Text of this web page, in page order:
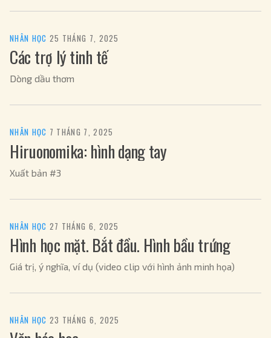
NHÂN HỌC 25 THÁNG 7, 2025
Các trợ lý tinh tế
Dòng dầu thơm
NHÂN HỌC 7 THÁNG 7, 2025
Hiruonomika: hình dạng tay
Xuất bản #3
NHÂN HỌC 27 THÁNG 6, 2025
Hình học mặt. Bắt đầu. Hình bầu trứng
Giá trị, ý nghĩa, ví dụ (video clip với hình ảnh minh họa)
NHÂN HỌC 23 THÁNG 6, 2025